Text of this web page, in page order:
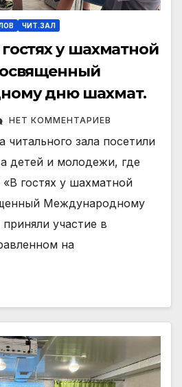
ЧИТ.ЗАЛ
у шахматной
дню шахмат.
НЕТ КОММЕНТАРИЕВ
читального зала посетили
детей и молодежи, где
гостях у шахматной
Международному
участие в
на